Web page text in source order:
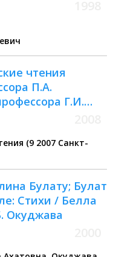
чтения
П.А.
Г.И.
13 сентября
Санкт-
Булату; Булат
Стихи / Белла
Окуджава